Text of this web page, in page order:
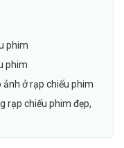
phim
phim
ở rạp chiếu phim
rạp chiếu phim đẹp,